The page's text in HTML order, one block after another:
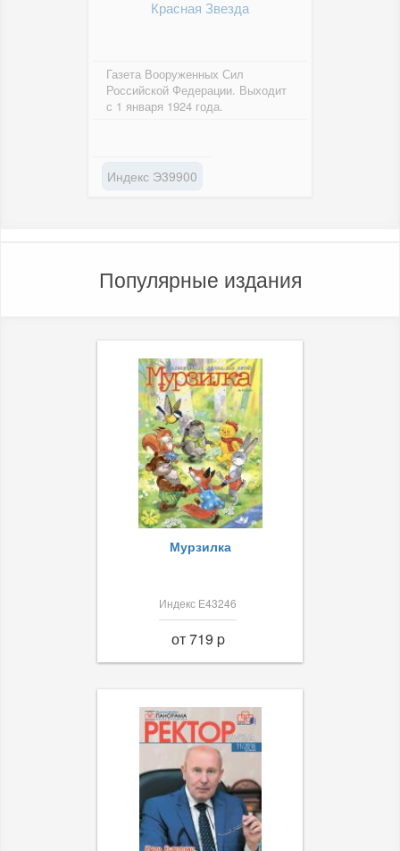
Красная Звезда
Газета Вооруженных Сил
Российской Федерации. Выходит
с 1 января 1924 года.
Индекс Э39900
Популярные издания
Мурзилка
Индекс Е43246
от 719 p